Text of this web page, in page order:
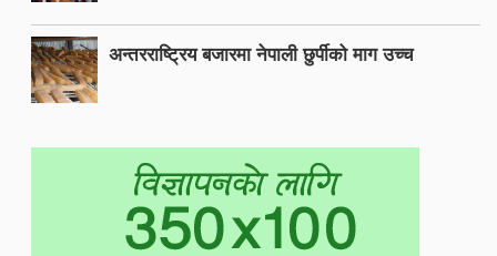
अन्तरराष्ट्रिय बजारमा नेपाली छुर्पीको माग उच्च